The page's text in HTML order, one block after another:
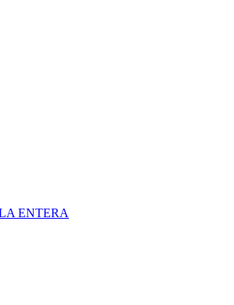
ENTERA